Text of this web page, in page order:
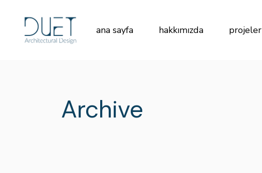
content ana sayfa hakkımızda projeler
Archive